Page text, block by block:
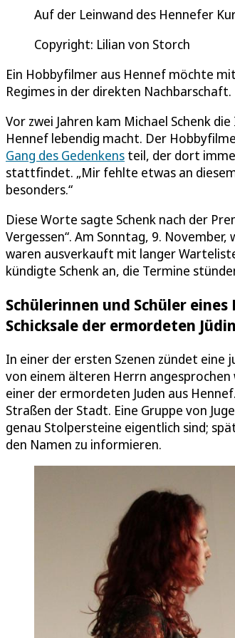
Auf der Leinwand des Hennefer
Copyright: Lilian von Storch
Ein Hobbyfilmer aus Hennef möchte
Regimes in der direkten Nachbarschaft.
Vor zwei Jahren kam Michael Schenk
Hennef lebendig macht. Der
Gang des Gedenkens teil, der dort
stattfindet. „Mir fehlte etwas an
besonders.“
Diese Worte sagte Schenk nach der
Vergessen“. Am Sonntag, 9. November,
waren ausverkauft mit langer
kündigte Schenk an, die Termine
Schülerinnen und Schüler
Schicksale der ermordeten
In einer der ersten Szenen zündet eine
von einem älteren Herrn angesprochen
einer der ermordeten Juden aus
Straßen der Stadt. Eine Gruppe von
genau Stolpersteine eigentlich sind;
den Namen zu informieren.